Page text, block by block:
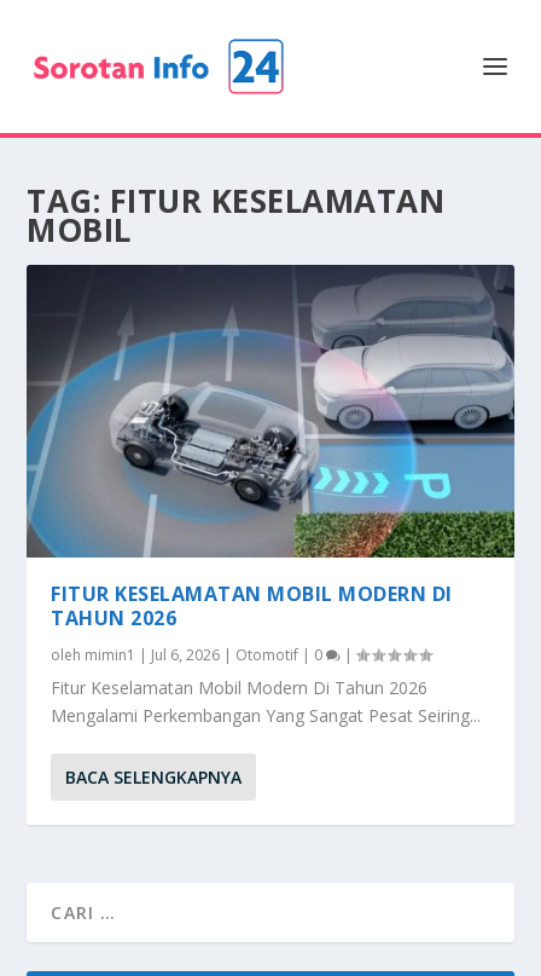
TAG: FITUR KESELAMATAN
MOBIL
FITUR KESELAMATAN MOBIL MODERN DI
TAHUN 2026
oleh mimin1 | Jul 6, 2026 | Otomotif | 0 |
Fitur Keselamatan Mobil Modern Di Tahun 2026
Mengalami Perkembangan Yang Sangat Pesat Seiring...
BACA SELENGKAPNYA